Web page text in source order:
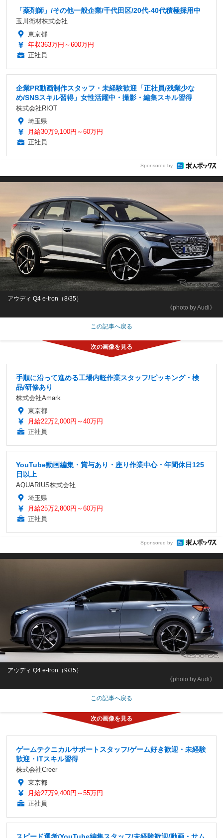
「薬剤師」/その他一般企業/千代田区/20代-40代積極採用中
玉川衛材株式会社
東京都
年収363万円～600万円
正社員
企業PR動画制作スタッフ・未経験歓迎「正社員/残業少な
め/SNSスキル習得」女性活躍中・撮影・編集スキル習得
株式会社RIOT
埼玉県
月給30万9,100円～60万円
正社員
Sponsored by
《photo by Audi》
アウディ Q4 e-tron（8/35）
この記事へ戻る
手順に沿って進める工場内軽作業スタッフ/ピッキング・検
品/研修あり
株式会社Amark
東京都
月給22万2,000円～40万円
正社員
YouTube動画編集・賞与あり・座り作業中心・年間休日125
日以上
AQUARIUS株式会社
埼玉県
月給25万2,800円～60万円
正社員
Sponsored by
《photo by Audi》
アウディ Q4 e-tron（9/35）
この記事へ戻る
ゲームテクニカルサポートスタッフ/ゲーム好き歓迎・未経験
歓迎・ITスキル習得
株式会社Creer
東京都
月給27万9,400円～55万円
正社員